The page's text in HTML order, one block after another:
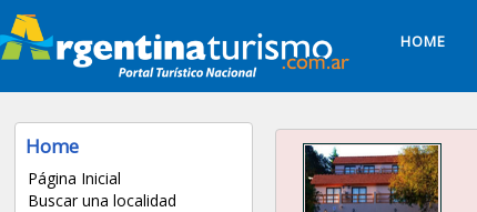
HOME
Home
Página Inicial
Buscar una localidad